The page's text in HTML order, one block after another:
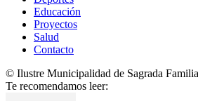
Educación
Proyectos
Salud
Contacto
© Ilustre Municipalidad de Sagrada
Te recomendamos leer: